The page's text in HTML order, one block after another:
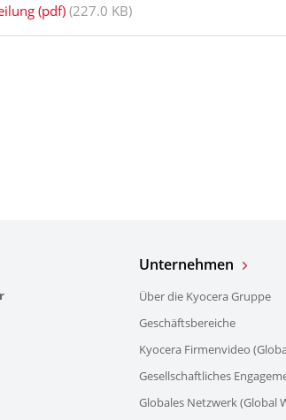
(pdf)(227.0 KB)
Unternehmen
Über die Kyocera Gruppe
Geschäftsbereiche
Kyocera Firmenvideo
Gesellschaftliches
Globales Netzwerk (Global